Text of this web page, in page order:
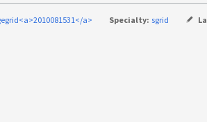
a> Specialty: sgrid